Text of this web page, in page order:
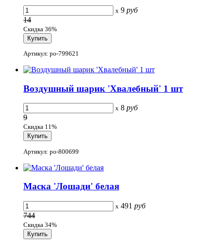
x 9 руб
14
Скидка 36%
Артикул: po-799621
Воздушный шарик 'Хвалебный' 1 шт
x 8 руб
9
Скидка 11%
Артикул: po-800699
Маска 'Лошади' белая
x 491 руб
744
Скидка 34%